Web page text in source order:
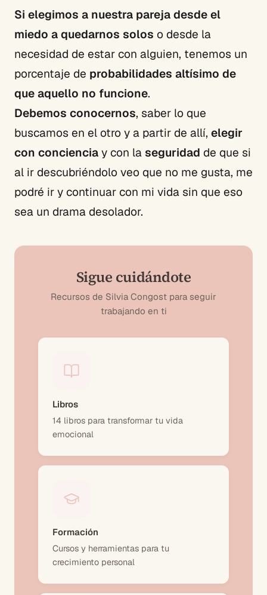
Si elegimos a nuestra pareja desde el
miedo a quedarnos solos o desde la
necesidad de estar con alguien, tenemos un
porcentaje de probabilidades altísimo de
que aquello no funcione.
Debemos conocernos, saber lo que
buscamos en el otro y a partir de allí, elegir
con conciencia y con la seguridad de que si
al ir descubriéndolo veo que no me gusta, me
podré ir y continuar con mi vida sin que eso
sea un drama desolador.
Sigue cuidándote
Recursos de Silvia Congost para seguir
trabajando en ti
Libros
14 libros para transformar tu vida
emocional
Formación
Cursos y herramientas para tu
crecimiento personal